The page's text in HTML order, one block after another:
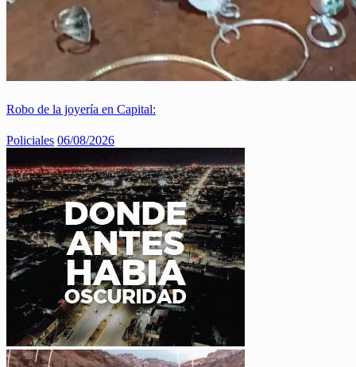
Robo de la joyería en Capital:
Policiales 06/08/2026